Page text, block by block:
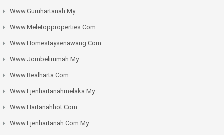
Www.guruhartanah.my
Www.meletopproperties.com
Www.homestaysenawang.com
Www.jombelirumah.my
Www.realharta.com
Www.ejenhartanahmelaka.my
Www.hartanahhot.com
Www.ejenhartanah.com.my